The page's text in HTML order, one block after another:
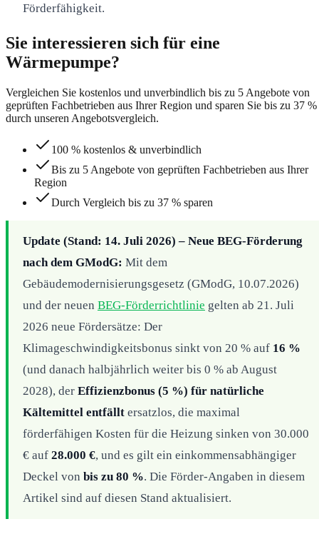
Förderfähigkeit.
Sie interessieren sich für eine
Wärmepumpe?
Vergleichen Sie kostenlos und unverbindlich bis zu 5 Angebote von
geprüften Fachbetrieben aus Ihrer Region und sparen Sie bis zu 37 %
durch unseren Angebotsvergleich.
100 % kostenlos & unverbindlich
Bis zu 5 Angebote von geprüften Fachbetrieben aus Ihrer
Region
Durch Vergleich bis zu 37 % sparen
Update (Stand: 14. Juli 2026) – Neue BEG-Förderung
nach dem GModG: Mit dem
Gebäudemodernisierungsgesetz (GModG, 10.07.2026)
und der neuen BEG-Förderrichtlinie gelten ab 21. Juli
2026 neue Fördersätze: Der
Klimageschwindigkeitsbonus sinkt von 20 % auf 16 %
(und danach halbjährlich weiter bis 0 % ab August
2028), der Effizienzbonus (5 %) für natürliche
Kältemittel entfällt ersatzlos, die maximal
förderfähigen Kosten für die Heizung sinken von 30.000
€ auf 28.000 €, und es gilt ein einkommensabhängiger
Deckel von bis zu 80 %. Die Förder-Angaben in diesem
Artikel sind auf diesen Stand aktualisiert.